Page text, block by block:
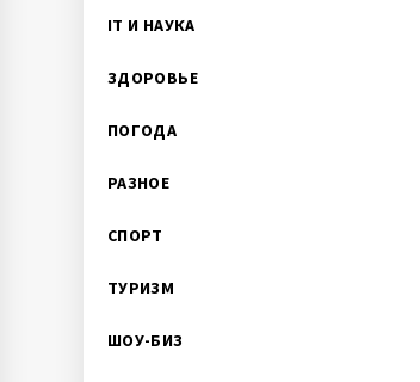
IT И НАУКА
ЗДОРОВЬЕ
ПОГОДА
РАЗНОЕ
СПОРТ
ТУРИЗМ
ШОУ-БИЗ